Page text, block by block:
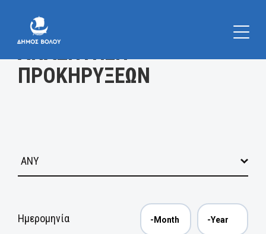
ΑΝΑΖΗΤΗΣΗ
ΠΡΟΚΗΡΥΞΕΩΝ
Ημερομηνία